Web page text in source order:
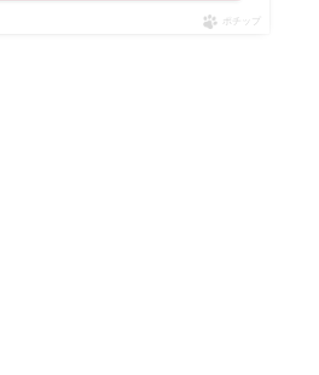
ポチップ